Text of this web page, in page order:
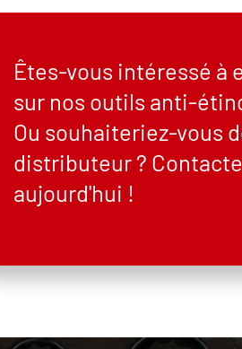
Êtes-vous intéressé à
sur nos outils anti-
Ou souhaiteriez-vous
distributeur ?
aujourd'hui !